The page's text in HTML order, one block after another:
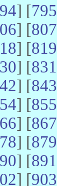
] [795
] [807
] [819
] [831
] [843
] [855
] [867
] [879
] [891
] [903